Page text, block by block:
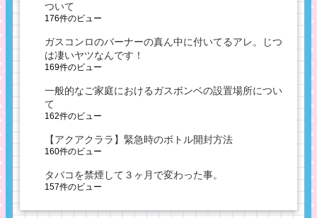
ついて
176件のビュー
ガスコンロのバーナーの真ん中に付いてるアレ。じつ
は凄いヤツなんです！
169件のビュー
一般的なご家庭におけるガスボンベの設置場所につい
て
162件のビュー
【アクアクララ】緊急時のボトル開封方法
160件のビュー
タバコを禁煙して３ヶ月で変わった事。
157件のビュー